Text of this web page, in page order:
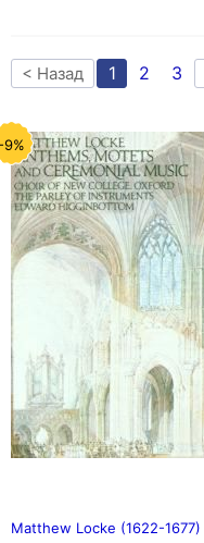
< Назад 1 2 3
9%
Matthew Locke (1622-